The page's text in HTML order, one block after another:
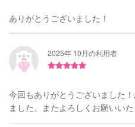
ありがとうございました！
2025年 10月の利用者
今回もありがとうございました
ました。またよろしくお願いいた